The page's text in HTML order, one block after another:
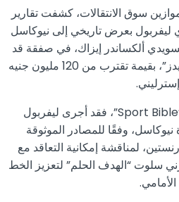
سوق الانتقالات، كشفت تقارير
بعرض تاريخي إلى نيوكاسل
ألكساندر إيزاك، في صفقة قد
تُسجَّل كالأغلى في تاريخ “الريدز”، بقيمة تقترب من 120 مليون جنيه
إسترليني.
وبحسب ما أفادت شبكة “Sport Bible”، فقد أجرى ليفربول
وفقًا للمصادر الموثوقة
لمناقشة إمكانية التعاقد مع
سلوت “الهدف الحلم” لتعزيز الخط
الأمامي.